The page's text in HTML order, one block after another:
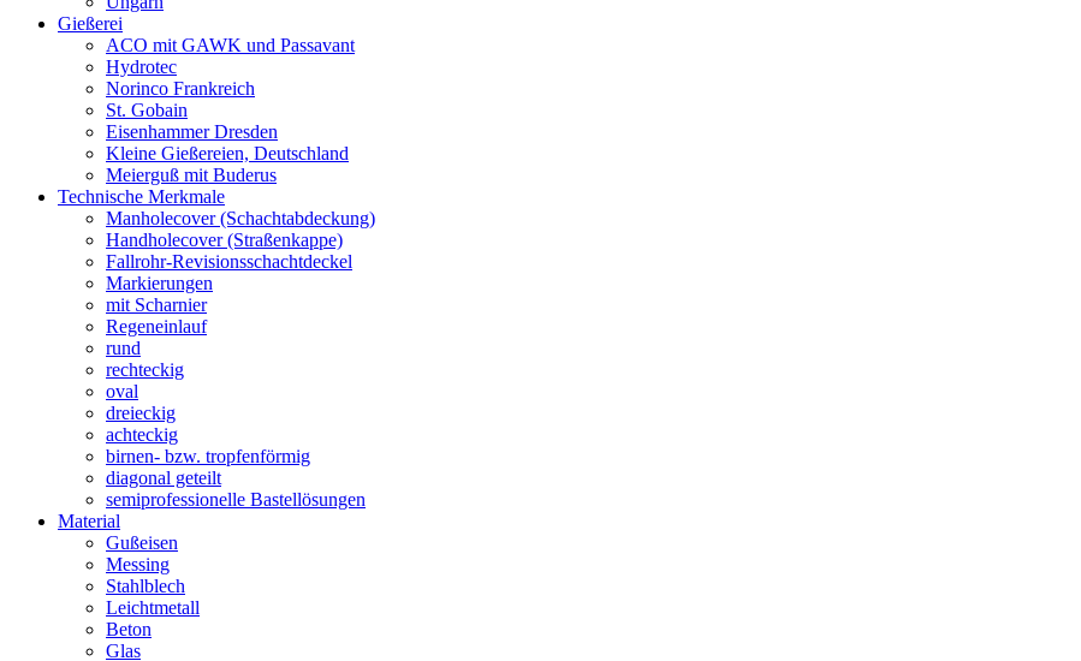
Gießerei
ACO mit GAWK und Passavant
Hydrotec
Norinco Frankreich
St. Gobain
Eisenhammer Dresden
Kleine Gießereien, Deutschland
Meierguß mit Buderus
Technische Merkmale
Manholecover (Schachtabdeckung)
Handholecover (Straßenkappe)
Fallrohr-Revisionsschachtdeckel
Markierungen
mit Scharnier
Regeneinlauf
rund
rechteckig
oval
dreieckig
achteckig
birnen- bzw. tropfenförmig
diagonal geteilt
semiprofessionelle Bastellösungen
Material
Gußeisen
Messing
Stahlblech
Leichtmetall
Beton
Glas